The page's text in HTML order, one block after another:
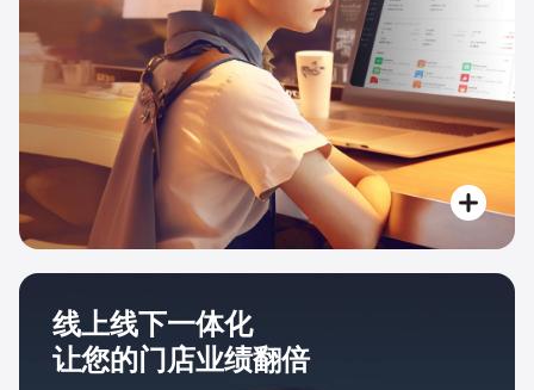
线上线下一体化
让您的门店业绩翻倍